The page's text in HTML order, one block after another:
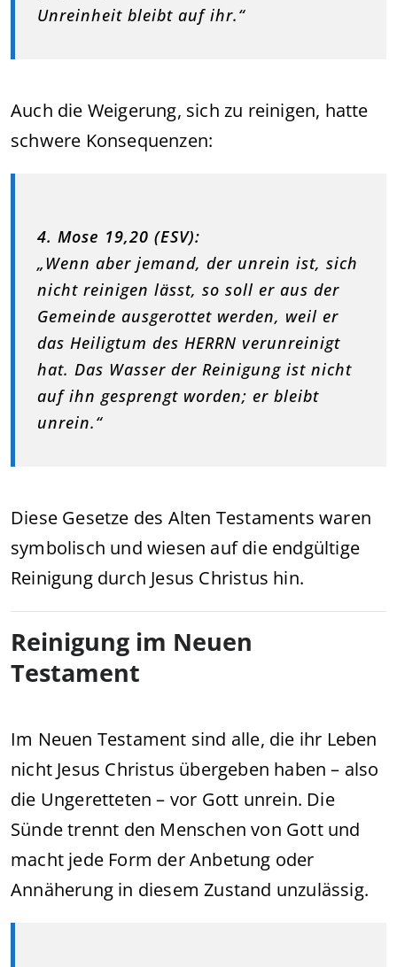
Unreinheit bleibt auf ihr.“
Auch die Weigerung, sich zu reinigen, hatte
schwere Konsequenzen:
4. Mose 19,20 (ESV):
„Wenn aber jemand, der unrein ist, sich
nicht reinigen lässt, so soll er aus der
Gemeinde ausgerottet werden, weil er
das Heiligtum des HERRN verunreinigt
hat. Das Wasser der Reinigung ist nicht
auf ihn gesprengt worden; er bleibt
unrein.“
Diese Gesetze des Alten Testaments waren
symbolisch und wiesen auf die endgültige
Reinigung durch Jesus Christus hin.
Reinigung im Neuen
Testament
Im Neuen Testament sind alle, die ihr Leben
nicht Jesus Christus übergeben haben – also
die Ungeretteten – vor Gott unrein. Die
Sünde trennt den Menschen von Gott und
macht jede Form der Anbetung oder
Annäherung in diesem Zustand unzulässig.